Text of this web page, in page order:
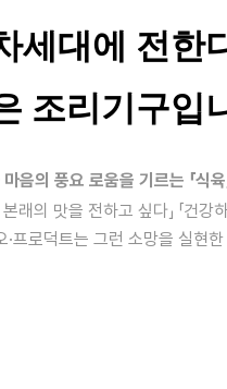
세대에 전한
조리기구입
의 풍요 로움을 기르는 「식
본래의 맛을 전하고 싶다」 「건강
·프로덕트는 그런 소망을 실현